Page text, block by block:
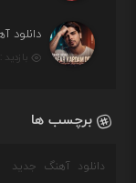
بازدید : ۳ بازدید بار /
برچسب ها
دانلود آهنگ جدید